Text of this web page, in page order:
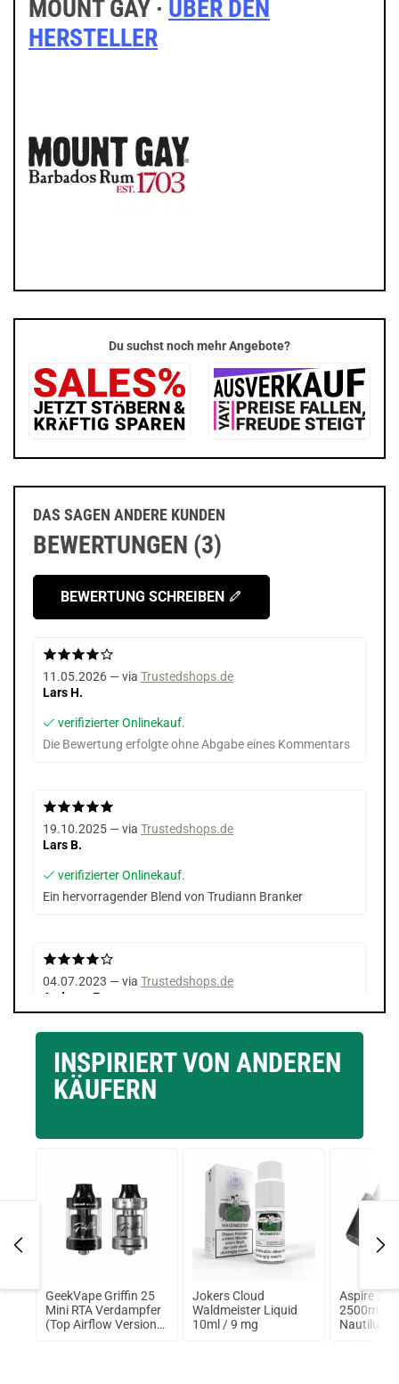
MOUNT GAY · ÜBER DEN
HERSTELLER
Du suchst noch mehr Angebote?
DAS SAGEN ANDERE KUNDEN
BEWERTUNGEN (3)
BEWERTUNG SCHREIBEN
11.05.2026 — via Trustedshops.de
Lars H.
verifizierter Onlinekauf.
Die Bewertung erfolgte ohne Abgabe eines Kommentars
19.10.2025 — via Trustedshops.de
Lars B.
verifizierter Onlinekauf.
Ein hervorragender Blend von Trudiann Branker
04.07.2023 — via Trustedshops.de
Andreas E.
ACHTUNG ! Das ist keine echte Bewertung des Produkts.
Um Steam Time zu bewerten muß ich auch das Produkt
bewerten und das kann ich nicht, da die Flasche noch
verschlossen ist. Da es aber ein Mount Gay ist, kann es
INSPIRIERT VON ANDEREN
KÄUFERN
GeekVape Griffin 25
Mini RTA Verdampfer
(Top Airflow Version)
Jokers Cloud
Waldmeister Liquid
10ml / 9 mg
Aspire
2500mAh
Nautilus 2